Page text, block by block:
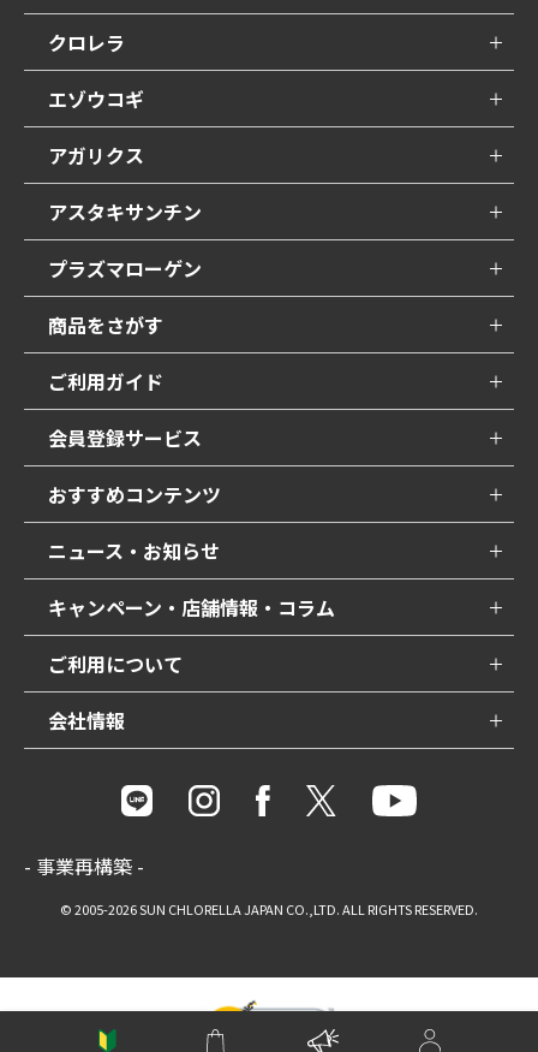
クロレラ
エゾウコギ
アガリクス
アスタキサンチン
プラズマローゲン
商品をさがす
ご利用ガイド
会員登録サービス
おすすめコンテンツ
ニュース・お知らせ
キャンペーン・店舗情報・コラム
ご利用について
会社情報
- 事業再構築 -
© 2005-2026 SUN CHLORELLA JAPAN CO.,LTD. ALL RIGHTS RESERVED.